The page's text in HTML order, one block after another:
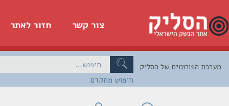
חזור לאתר צור קשר
חיפוש מתקדם
הפורומים של הסליק